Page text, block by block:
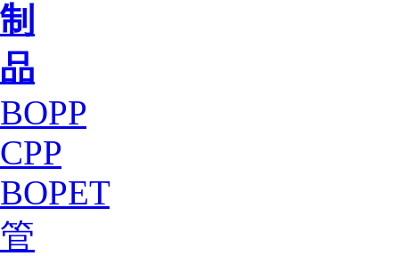
制
品
BOPP
CPP
BOPET
管